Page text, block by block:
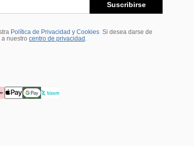
Suscribirse
Política de Privacidad y Cookies Si desea darse de
nuestro centro de privacidad .